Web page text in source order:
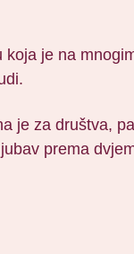
je na
je za društva,
prema